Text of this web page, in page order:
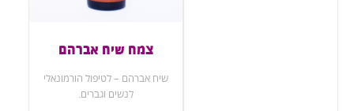
צמח שיח אברהם
שיח אברהם – לטיפול הורמונאלי
לנשים וגברים.